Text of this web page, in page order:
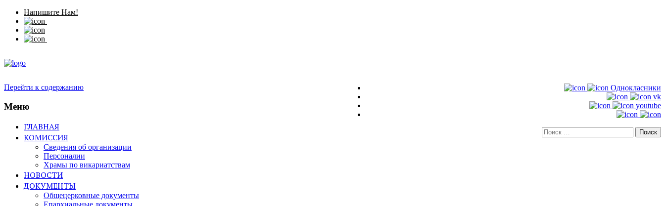
Напишите Нам!
Однокласники
vk
youtube
Искать:
Перейти к содержанию
Меню
ГЛАВНАЯ
КОМИССИЯ
Сведения об организации
Персоналии
Храмы по викариатствам
НОВОСТИ
ДОКУМЕНТЫ
Общецерковные документы